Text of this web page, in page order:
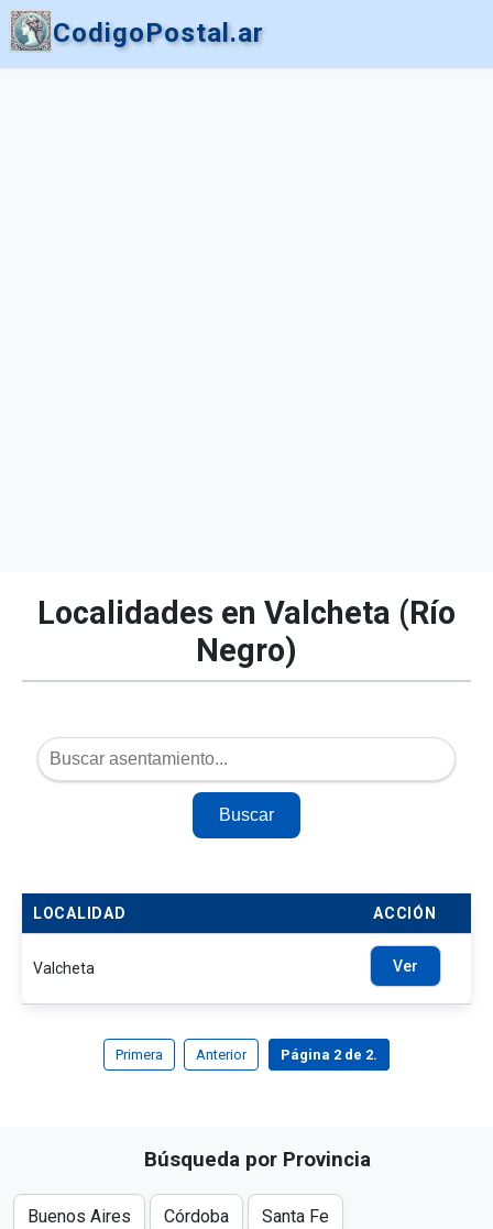
CodigoPostal.ar
Localidades en Valcheta (Río
Negro)
Buscar
LOCALIDAD ACCIÓN
Valcheta Ver
Primera Anterior Página 2 de 2.
Búsqueda por Provincia
Buenos Aires Córdoba Santa Fe